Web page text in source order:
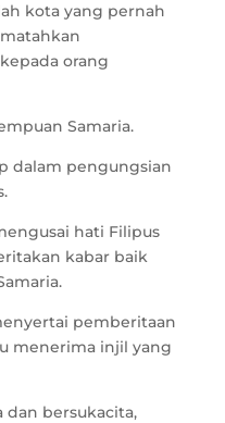
kota yang pernah
orang
Samaria.
dalam pengungsian
hati Filipus
kabar baik
pemberitaan
menerima injil yang
dan bersukacita,